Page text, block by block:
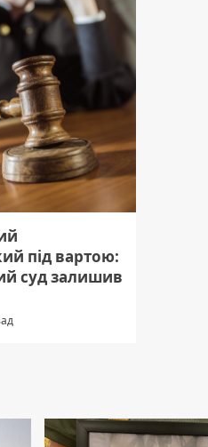
під вартою:
суд залишив